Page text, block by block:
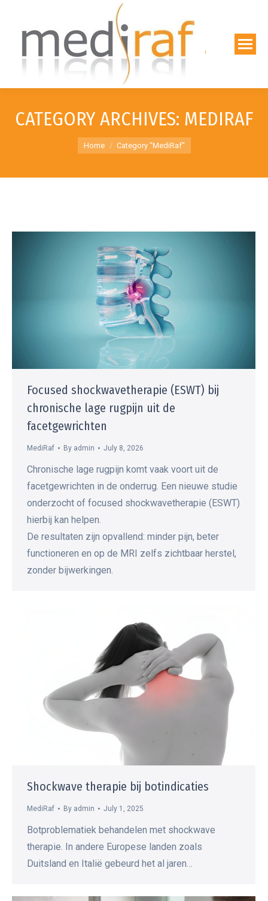
CATEGORY ARCHIVES: MEDIRAF
You are here:
Home Category "MediRaf"
Focused shockwavetherapie (ESWT) bij
chronische lage rugpijn uit de
facetgewrichten
MediRaf By admin July 8, 2026
Chronische lage rugpijn komt vaak voort uit de
facetgewrichten in de onderrug. Een nieuwe studie
onderzocht of focused shockwavetherapie (ESWT)
hierbij kan helpen.
De resultaten zijn opvallend: minder pijn, beter
functioneren en op de MRI zelfs zichtbaar herstel,
zonder bijwerkingen.
Shockwave therapie bij botindicaties
MediRaf By admin July 1, 2025
Botproblematiek behandelen met shockwave
therapie. In andere Europese landen zoals
Duitsland en Italië gebeurd het al jaren…